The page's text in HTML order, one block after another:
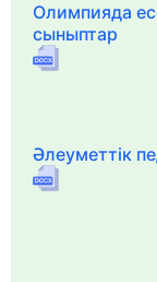
Олимпияда
сыныптар
Әлеуметтік